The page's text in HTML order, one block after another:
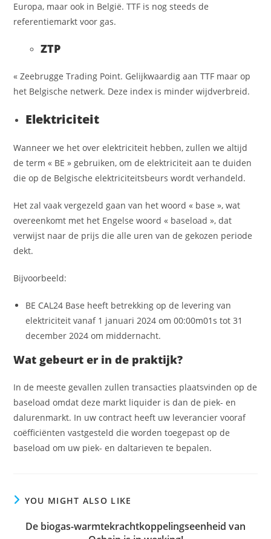
Europa, maar ook in België. TTF is nog steeds de
referentiemarkt voor gas.
ZTP
« Zeebrugge Trading Point. Gelijkwaardig aan TTF maar op
het Belgische netwerk. Deze index is minder wijdverbreid.
Elektriciteit
Wanneer we het over elektriciteit hebben, zullen we altijd
de term « BE » gebruiken, om de elektriciteit aan te duiden
die op de Belgische elektriciteitsbeurs wordt verhandeld.
Het zal vaak vergezeld gaan van het woord « base », wat
overeenkomt met het Engelse woord « baseload », dat
verwijst naar de prijs die alle uren van de gekozen periode
dekt.
Bijvoorbeeld:
BE CAL24 Base heeft betrekking op de levering van
elektriciteit vanaf 1 januari 2024 om 00:00m01s tot 31
december 2024 om middernacht.
Wat gebeurt er in de praktijk?
In de meeste gevallen zullen transacties plaatsvinden op de
baseload omdat deze markt liquider is dan de piek- en
dalurenmarkt. In uw contract heeft uw leverancier vooraf
coëfficiënten vastgesteld die worden toegepast op de
baseload om uw piek- en daltarieven te bepalen.
YOU MIGHT ALSO LIKE
De biogas-warmtekrachtkoppelingseenheid van